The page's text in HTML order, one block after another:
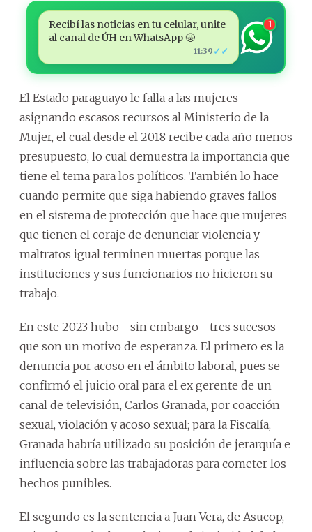
Recibí las noticias en tu celular, unite
al canal de ÚH en WhatsApp 🤩
11:39 ✓✓
1
El Estado paraguayo le falla a las mujeres
asignando escasos recursos al Ministerio de la
Mujer, el cual desde el 2018 recibe cada año menos
presupuesto, lo cual demuestra la importancia que
tiene el tema para los políticos. También lo hace
cuando permite que siga habiendo graves fallos
en el sistema de protección que hace que mujeres
que tienen el coraje de denunciar violencia y
maltratos igual terminen muertas porque las
instituciones y sus funcionarios no hicieron su
trabajo.
En este 2023 hubo –sin embargo– tres sucesos
que son un motivo de esperanza. El primero es la
denuncia por acoso en el ámbito laboral, pues se
confirmó el juicio oral para el ex gerente de un
canal de televisión, Carlos Granada, por coacción
sexual, violación y acoso sexual; para la Fiscalía,
Granada habría utilizado su posición de jerarquía e
influencia sobre las trabajadoras para cometer los
hechos punibles.
El segundo es la sentencia a Juan Vera, de Asucop,